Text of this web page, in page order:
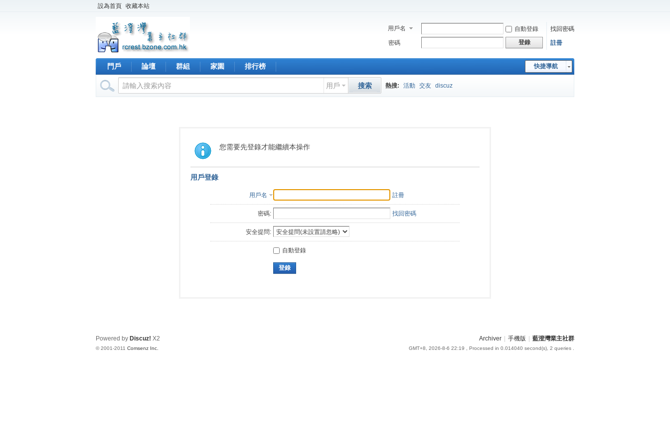
設為首頁 收藏本站
用戶名 自動登錄
找回密碼
密碼
登錄 註冊
快捷導航
門戶 論壇 群組 家園 排行榜
用戶 搜索 熱搜: 活動 交友 discuz
您需要先登錄才能繼續本操作
用戶登錄
用戶名 註冊
密碼: 找回密碼
安全提問:
自動登錄
登錄
Archiver 手機版 藍澄灣業主社群
GMT+8, 2026-8-6 22:19 , Processed in 0.014040 second(s), 2 queries .
Powered by Discuz! X2
© 2001-2011 Comsenz Inc.